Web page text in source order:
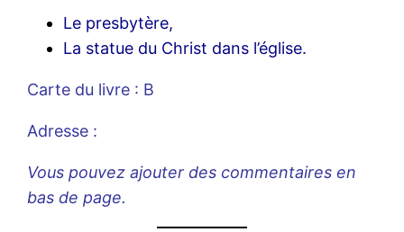
Le presbytère,
La statue du Christ dans l’église.
Carte du livre : B
Adresse :
Vous pouvez ajouter des commentaires en
bas de page.